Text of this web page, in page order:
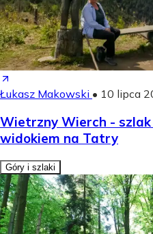
Łukasz Makowski • 10 lipca
Wietrzny Wierch -
widokiem na Tatry
Góry i szlaki